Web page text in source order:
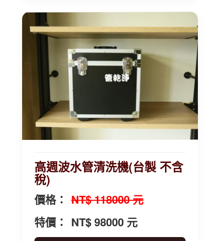
高週波水管清洗機(台製 不含
稅)
價格： NT$ 118000 元
特價： NT$ 98000 元